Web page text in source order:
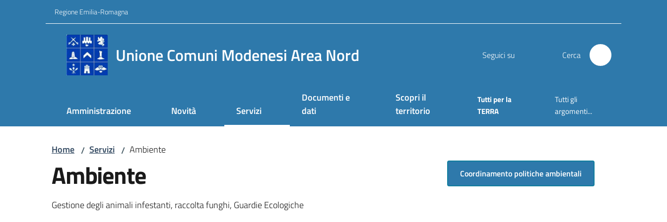
Vai al contenuto
Vai alla navigazioneRegione Emilia-Romagna
Unione Comuni Modenesi Area Nord Seguici su Cerca
Amministrazione Novità Servizi
Documenti e
dati
Scopri il
territorio
Tutti per la
TERRA
Tutti gli
argomenti...
Home / Servizi / Ambiente
Ambiente
Gestione degli animali infestanti, raccolta funghi, Guardie Ecologiche
Coordinamento politiche ambientali